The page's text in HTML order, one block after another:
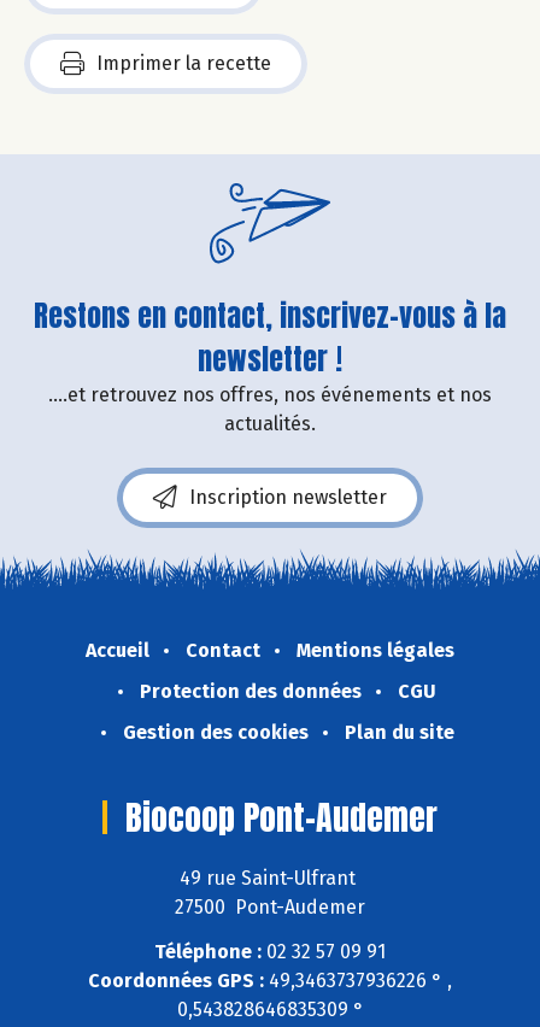
Imprimer la recette
Restons en contact, inscrivez-vous à la
newsletter !
....et retrouvez nos offres, nos événements et nos
actualités.
Inscription newsletter
Accueil Contact
Mentions légales
Protection des données
CGU
Gestion des cookies
Plan du site
Biocoop Pont-Audemer
49 rue Saint-Ulfrant
27500 Pont-Audemer
Téléphone : 02 32 57 09 91
Coordonnées GPS : 49,3463737936226 ° ,
0,543828646835309 °